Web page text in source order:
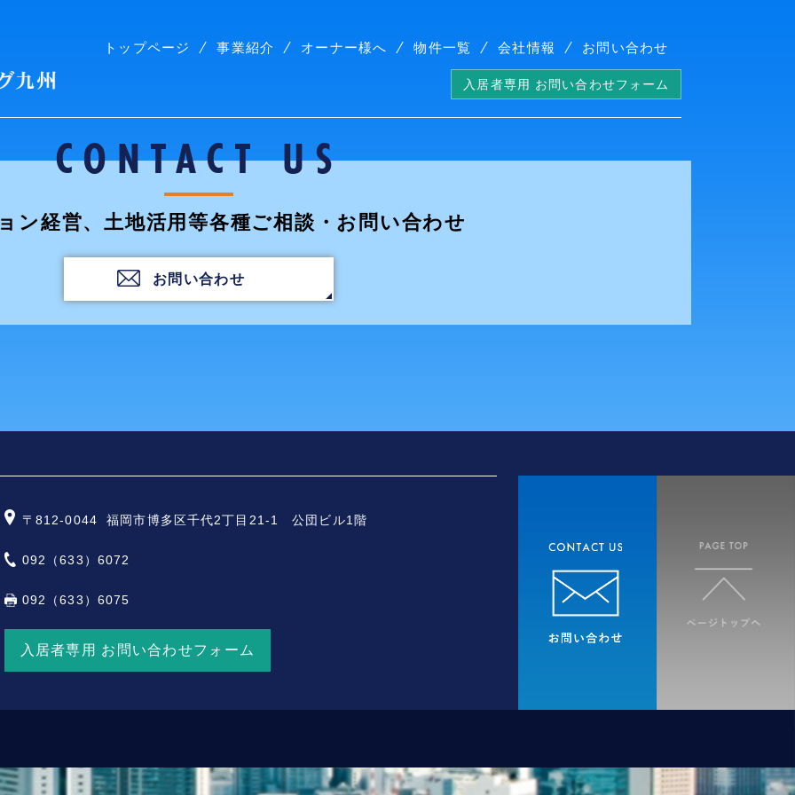
株式会社コープリビング九州
トップページ 事業紹介 オーナー様へ 物件一覧 会社情報 お問い合わせ
入居者専用 お問い合わせフォーム
CONTACT US
ン経営、土地活用等各種ご相談・お問い合わせ
お問い合わせ
〒812-0044 福岡市博多区千代2丁目21-1 公団ビル1階
092（633）6072
092（633）6075
入居者専用 お問い合わせフォーム